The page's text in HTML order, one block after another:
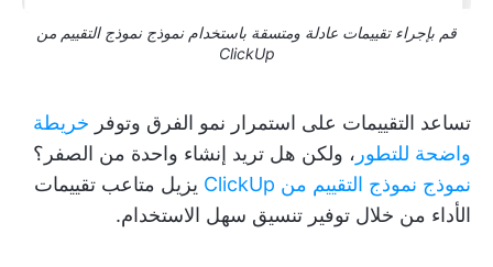
قم بإجراء تقييمات عادلة ومتسقة باستخدام نموذج نموذج التقييم من
ClickUp
تساعد التقييمات على استمرار نمو الفرق وتوفر خريطة
واضحة للتطور ، ولكن هل تريد إنشاء واحدة من الصفر؟
نموذج نموذج التقييم من ClickUp
يزيل متاعب تقييمات
الأداء من خلال توفير تنسيق سهل الاستخدام.